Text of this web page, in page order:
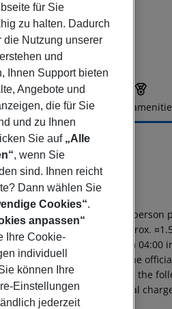
Hotel
hotel: approx. ¤4.50 per
per night 2?star hotel: approx.
at the destination from
of the respective hotel. The
flights until 3.00 a.m. on the
and for an additional
für Sie
zu halten. Dadurch
die Nutzung unserer
und
Ihnen Support bieten
Angebote und
die für Sie
und zu Ihnen
Sie auf „Alle
, wenn Sie
sind. Ihnen reicht
Dann wählen Sie
Cookies“.
anpassen“
Ihre Cookie-
individuell
können Ihre
Einstellungen
jederzeit